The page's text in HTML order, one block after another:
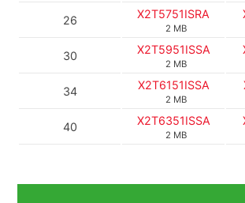
26 X2T5751ISRA
2 MB
30 X2T5951ISSA
2 MB
34 X2T6151ISSA
2 MB
40 X2T6351ISSA
2 MB